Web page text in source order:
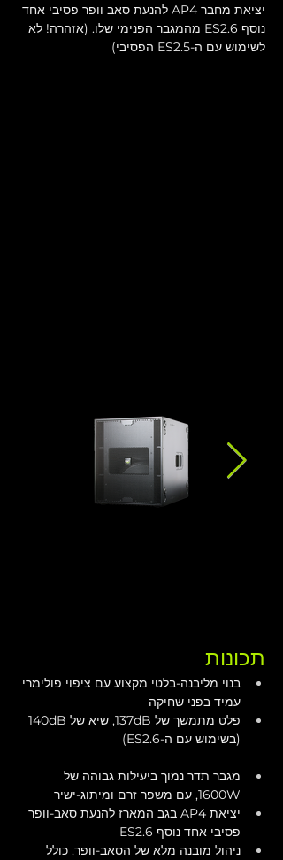
יציאת מחבר AP4 להנעת סאב וופר פסיבי אחד
נוסף ES2.6 מהמגבר הפנימי שלו. (אזהרה! לא
לשימוש עם ה-ES2.5 הפסיבי)
תכונות
בנוי מליבנה-בלטי מקצוע עם ציפוי פולימרי
עמיד בפני שחיקה
(בשימוש עם ה-ES2.6)
מגבר תדר נמוך ביעילות גבוהה של
1600W, עם משפר זרם ומיתוג-ישיר
יציאת AP4 בגב המארז להנעת סאב-וופר
פסיבי אחד נוסף ES2.6
ניהול מובנה מלא של הסאב-וופר, כולל